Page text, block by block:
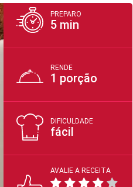
Sopas e caldos
PREPARO
5 min
RENDE
1 porção
DIFICULDADE
fácil
AVALIE A RECEITA